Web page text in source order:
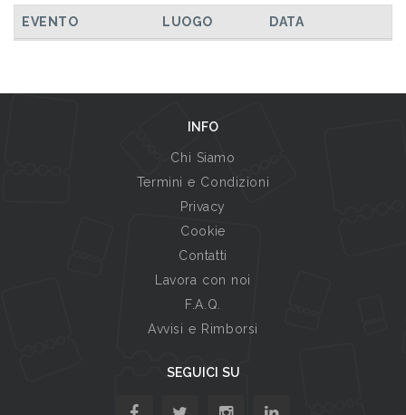
EVENTO LUOGO DATA
INFO
Chi Siamo
Termini e Condizioni
Privacy
Cookie
Contatti
Lavora con noi
F.A.Q.
Avvisi e Rimborsi
SEGUICI SU